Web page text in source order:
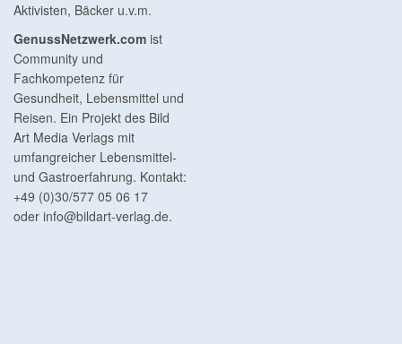
Aktivisten, Bäcker u.v.m.
GenussNetzwerk.com ist
Community und
Fachkompetenz für
Gesundheit, Lebensmittel und
Reisen. Ein Projekt des Bild
Art Media Verlags mit
umfangreicher Lebensmittel-
und Gastroerfahrung. Kontakt:
+49 (0)30/577 05 06 17
oder info@bildart-verlag.de.